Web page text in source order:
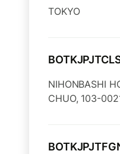
TOKYO
NIHONBASHI
CHUO, 103-